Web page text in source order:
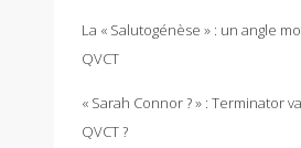
La « Salutogénèse » : un angle
QVCT
« Sarah Connor ? » : Terminator
QVCT ?